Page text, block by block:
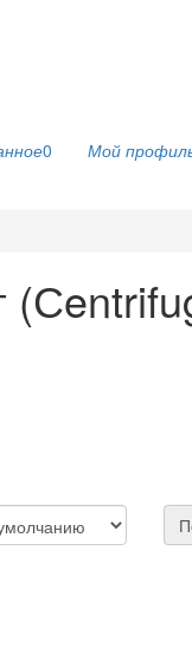
0 Мой